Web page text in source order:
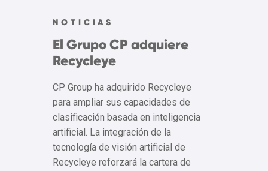
NOTICIAS
El Grupo CP adquiere
Recycleye
CP Group ha adquirido Recycleye
para ampliar sus capacidades de
clasificación basada en inteligencia
artificial. La integración de la
tecnología de visión artificial de
Recycleye reforzará la cartera de